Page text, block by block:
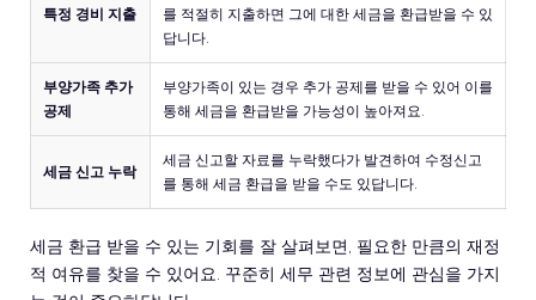
특정 경비 지출
를 적절히 지출하면 그에 대한 세금을 환급받을 수 있
답니다.
부양가족 추가
공제
부양가족이 있는 경우 추가 공제를 받을 수 있어 이를
통해 세금을 환급받을 가능성이 높아져요.
세금 신고 누락
세금 신고할 자료를 누락했다가 발견하여 수정신고
를 통해 세금 환급을 받을 수도 있답니다.
세금 환급 받을 수 있는 기회를 잘 살펴보면, 필요한 만큼의 재정
적 여유를 찾을 수 있어요. 꾸준히 세무 관련 정보에 관심을 가지